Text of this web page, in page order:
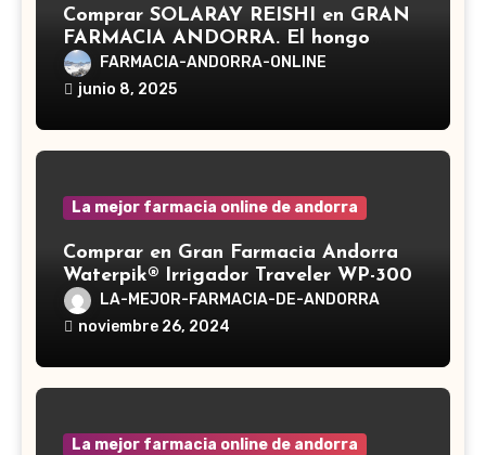
Comprar SOLARAY REISHI en GRAN
FARMACIA ANDORRA. El hongo
Reishi, cuyo nombre científico es
Ganoderma lucidum, es un hongo
en la medicina tradicional asiática
FARMACIA-ANDORRA-ONLINE
junio 8, 2025
La mejor farmacia online de andorra
Comprar en Gran Farmacia Andorra
Waterpik® Irrigador Traveler WP-300
LA-MEJOR-FARMACIA-DE-ANDORRA
noviembre 26, 2024
La mejor farmacia online de andorra